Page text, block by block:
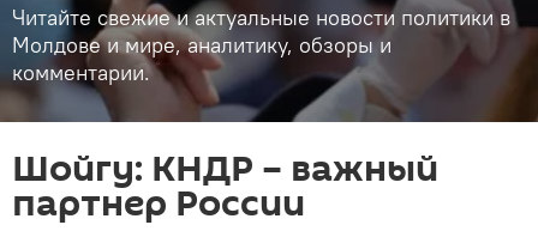
Читайте свежие и актуальные новости политики в
Молдове и мире, аналитику, обзоры и
комментарии.
Шойгу: КНДР – важный
партнер России